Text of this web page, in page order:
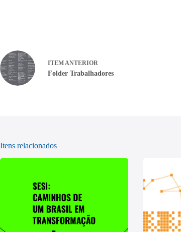
ITEM ANTERIOR
Folder Trabalhadores
Itens relacionados